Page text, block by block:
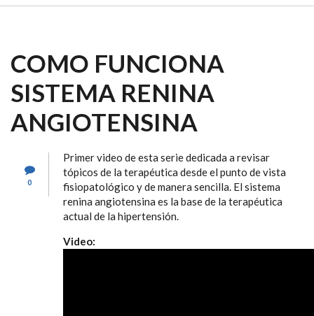
COMO FUNCIONA
SISTEMA RENINA
ANGIOTENSINA
0
Primer video de esta serie dedicada a revisar
tópicos de la terapéutica desde el punto de vista
fisiopatológico y de manera sencilla. El sistema
renina angiotensina es la base de la terapéutica
actual de la hipertensión.
Video: